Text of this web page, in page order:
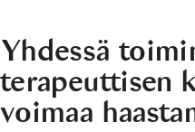
Yhdessä
terapeuttisen
voimaa